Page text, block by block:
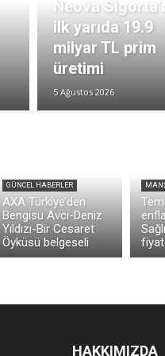
Neova
ilk yarıda 19.9
milyar TL prim
üretimi
5 Ağustos 2026
GÜNCEL HABERLER
AXA Türkiye’den
Bengisu Avcı-Deniz
Yıldızı-Bir Cesaret
Öyküsü belgeseli
HAKKIMIZDA